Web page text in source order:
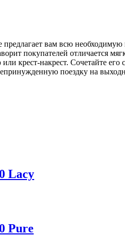
вам всю
покупателей
крест-накрест. Сочетайте
поездку на
Lacy
Pure